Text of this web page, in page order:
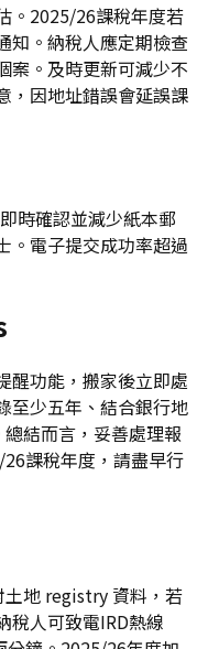
。2025/26課稅年度若
知。納稅人應定期檢查
案。及時更新可減少不
，因地址錯誤會延誤課
時確認並減少紙本郵
。電子提交成功率超過
醒功能，搬家後立即處
至少五年、結合銀行地
結而言，妥善處理報
課稅年度，請盡早行
土地 registry 資料，若
稅人可致電IRD熱線